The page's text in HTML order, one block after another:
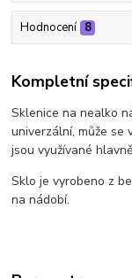
Hodnocení 8
Kompletní
Sklenice na nealko
univerzální, může se
jsou využívané
Sklo je vyrobeno z
na nádobí.